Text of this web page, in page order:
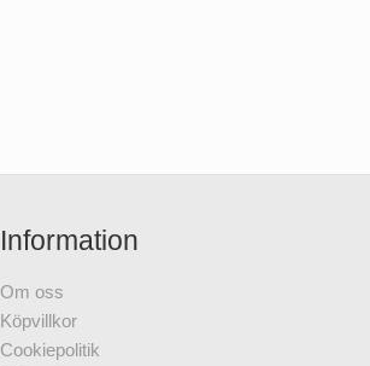
Information
Om oss
Köpvillkor
Cookiepolitik